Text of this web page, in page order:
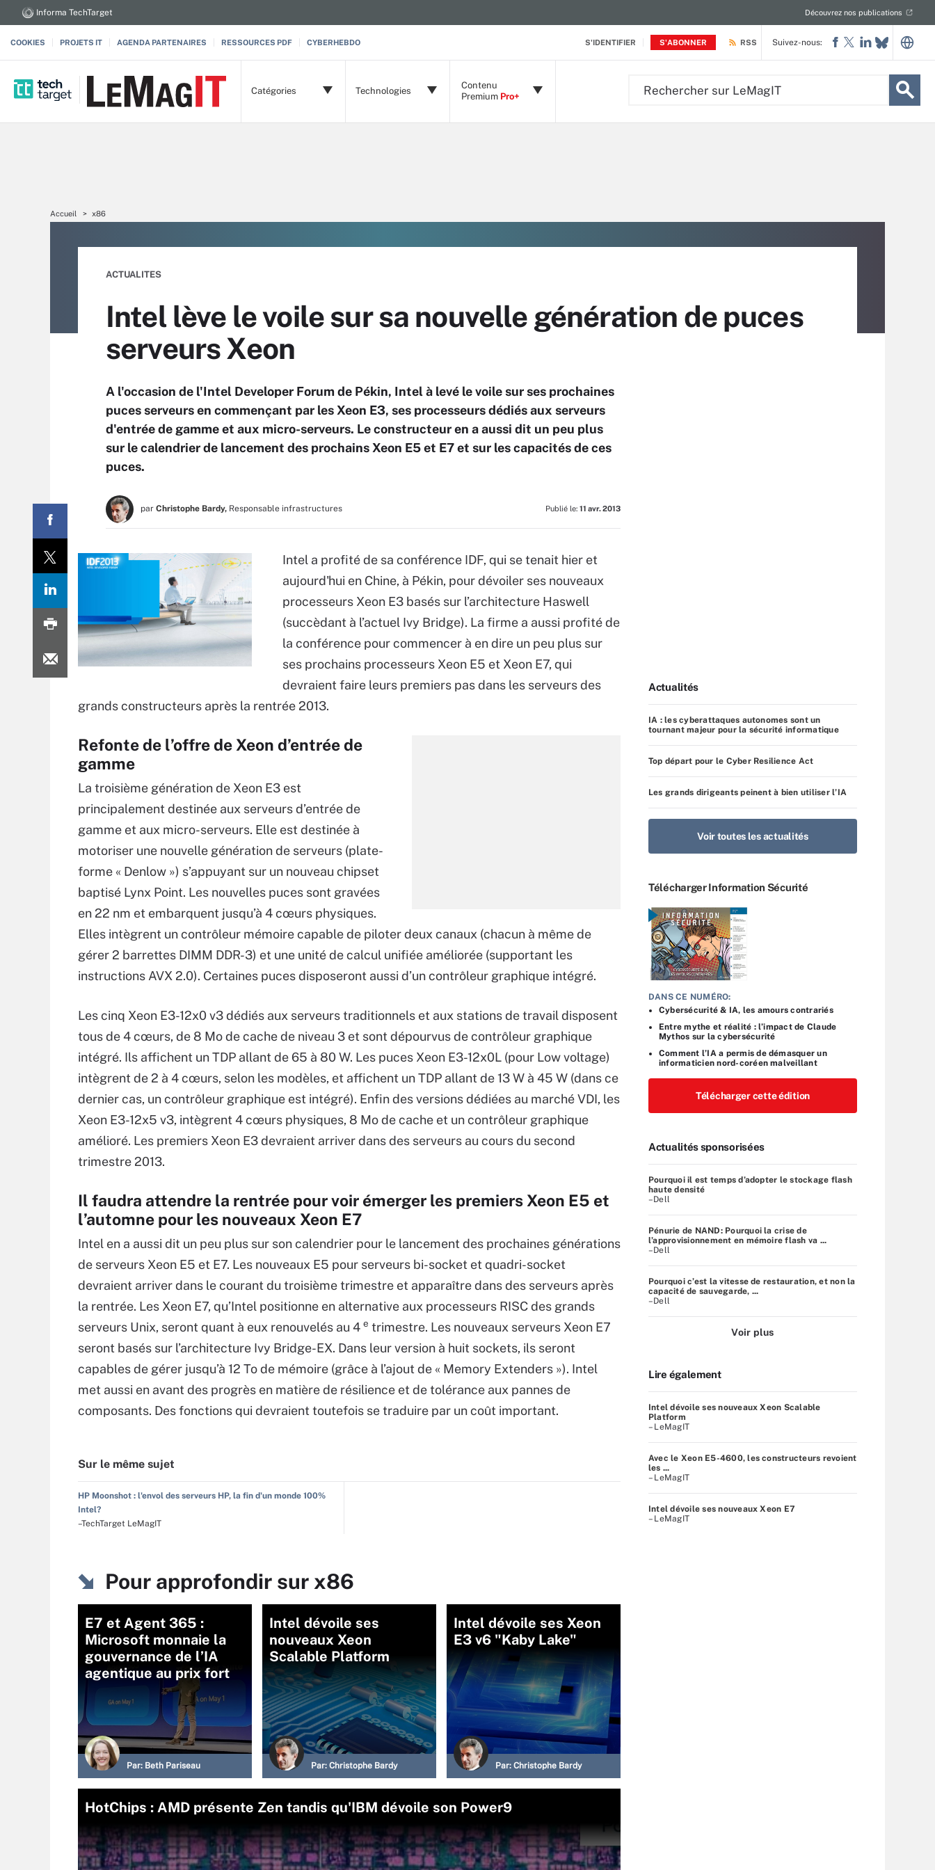
S'IDENTIFIER S'ABONNER
Informa TechTarget Découvrez nos publications
COOKIES PROJETS IT AGENDA PARTENAIRES RESSOURCES PDF CYBERHEBDO RSS
Catégories Technologies
Contenu
Premium Pro+
Suivez-nous:
Accueil x86
ACTUALITES
Intel lève le voile sur sa nouvelle génération de puces
serveurs Xeon
A l'occasion de l'Intel Developer Forum de Pékin, Intel à levé le voile sur ses prochaines
puces serveurs en commençant par les Xeon E3, ses processeurs dédiés aux serveurs
d'entrée de gamme et aux micro-serveurs. Le constructeur en a aussi dit un peu plus
sur le calendrier de lancement des prochains Xeon E5 et E7 et sur les capacités de ces
puces.
par Christophe Bardy, Responsable infrastructures Publié le: 11 avr. 2013
Intel a profité de sa conférence IDF, qui se tenait hier et
aujourd'hui en Chine, à Pékin, pour dévoiler ses nouveaux
processeurs Xeon E3 basés sur l’architecture Haswell
(succèdant à l’actuel Ivy Bridge). La firme a aussi profité de
la conférence pour commencer à en dire un peu plus sur
ses prochains processeurs Xeon E5 et Xeon E7, qui
devraient faire leurs premiers pas dans les serveurs des
grands constructeurs après la rentrée 2013.
Refonte de l’offre de Xeon d’entrée de
gamme
La troisième génération de Xeon E3 est
principalement destinée aux serveurs d’entrée de
gamme et aux micro-serveurs. Elle est destinée à
motoriser une nouvelle génération de serveurs (plate-
forme « Denlow ») s’appuyant sur un nouveau chipset
baptisé Lynx Point. Les nouvelles puces sont gravées
en 22 nm et embarquent jusqu’à 4 cœurs physiques.
Elles intègrent un contrôleur mémoire capable de piloter deux canaux (chacun à même de
gérer 2 barrettes DIMM DDR-3) et une unité de calcul unifiée améliorée (supportant les
instructions AVX 2.0). Certaines puces disposeront aussi d’un contrôleur graphique intégré.
Les cinq Xeon E3-12x0 v3 dédiés aux serveurs traditionnels et aux stations de travail disposent
tous de 4 cœurs, de 8 Mo de cache de niveau 3 et sont dépourvus de contrôleur graphique
intégré. Ils affichent un TDP allant de 65 à 80 W. Les puces Xeon E3-12x0L (pour Low voltage)
intègrent de 2 à 4 cœurs, selon les modèles, et affichent un TDP allant de 13 W à 45 W (dans ce
dernier cas, un contrôleur graphique est intégré). Enfin des versions dédiées au marché VDI, les
Xeon E3-12x5 v3, intègrent 4 cœurs physiques, 8 Mo de cache et un contrôleur graphique
amélioré. Les premiers Xeon E3 devraient arriver dans des serveurs au cours du second
trimestre 2013.
Il faudra attendre la rentrée pour voir émerger les premiers Xeon E5 et
l’automne pour les nouveaux Xeon E7
Intel en a aussi dit un peu plus sur son calendrier pour le lancement des prochaines générations
de serveurs Xeon E5 et E7. Les nouveaux E5 pour serveurs bi-socket et quadri-socket
devraient arriver dans le courant du troisième trimestre et apparaître dans des serveurs après
la rentrée. Les Xeon E7, qu’Intel positionne en alternative aux processeurs RISC des grands
serveurs Unix, seront quant à eux renouvelés au 4 e trimestre. Les nouveaux serveurs Xeon E7
seront basés sur l’architecture Ivy Bridge-EX. Dans leur version à huit sockets, ils seront
capables de gérer jusqu’à 12 To de mémoire (grâce à l’ajout de « Memory Extenders »). Intel
met aussi en avant des progrès en matière de résilience et de tolérance aux pannes de
composants. Des fonctions qui devraient toutefois se traduire par un coût important.
Sur le même sujet
HP Moonshot : l'envol des serveurs HP, la fin d'un monde 100%
Intel?
–TechTarget LeMagIT
Pour approfondir sur x86
E7 et Agent 365 :
Microsoft monnaie la
gouvernance de l’IA
agentique au prix fort
Par: Beth Pariseau
Intel dévoile ses
nouveaux Xeon
Scalable Platform
Par: Christophe Bardy
Intel dévoile ses Xeon
E3 v6 "Kaby Lake"
Par: Christophe Bardy
HotChips : AMD présente Zen tandis qu'IBM dévoile son Power9
Actualités
IA : les cyberattaques autonomes sont un
tournant majeur pour la sécurité informatique
Top départ pour le Cyber Resilience Act
Les grands dirigeants peinent à bien utiliser l’IA
Voir toutes les actualités
Télécharger Information Sécurité
DANS CE NUMÉRO:
Cybersécurité & IA, les amours contrariés
Entre mythe et réalité : l’impact de Claude
Mythos sur la cybersécurité
Comment l’IA a permis de démasquer un
informaticien nord-coréen malveillant
Télécharger cette édition
Actualités sponsorisées
Pourquoi il est temps d’adopter le stockage flash
haute densité
–Dell
Pénurie de NAND: Pourquoi la crise de
l’approvisionnement en mémoire flash va ...
–Dell
Pourquoi c’est la vitesse de restauration, et non la
capacité de sauvegarde, ...
–Dell
Voir plus
Lire également
Intel dévoile ses nouveaux Xeon Scalable
Platform
– LeMagIT
Avec le Xeon E5-4600, les constructeurs revoient
les ...
– LeMagIT
Intel dévoile ses nouveaux Xeon E7
– LeMagIT